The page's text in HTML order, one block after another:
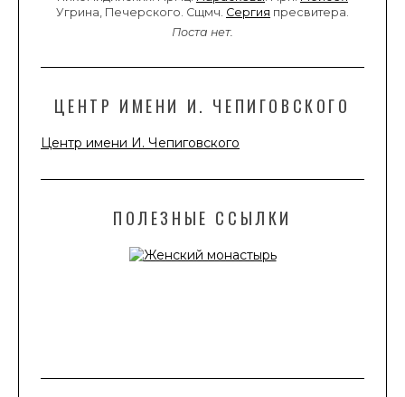
Угрина, Печерского. Сщмч. Сергия пресвитера.
Поста нет.
ЦЕНТР ИМЕНИ И. ЧЕПИГОВСКОГО
Центр имени И. Чепиговского
ПОЛЕЗНЫЕ ССЫЛКИ